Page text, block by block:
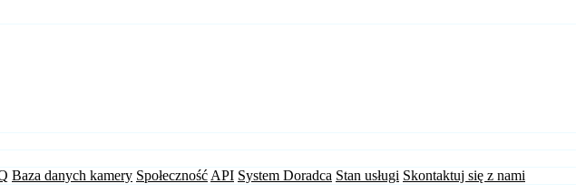
Baza danych kamery Społeczność API System Doradca Stan usługi Skontaktuj się z nami